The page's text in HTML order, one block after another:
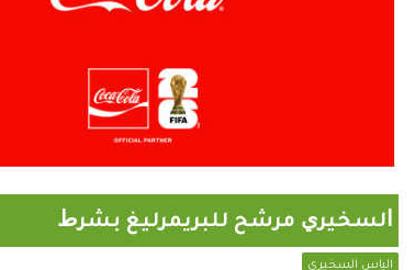
ﺍﻟﺴﺨﻴﺮﻱ ﻣﺮﺷﺢ ﻟﻠﺒﺮﻳﻤﺮليغ ﺑﺸﺮﻁ
الياس السخيري